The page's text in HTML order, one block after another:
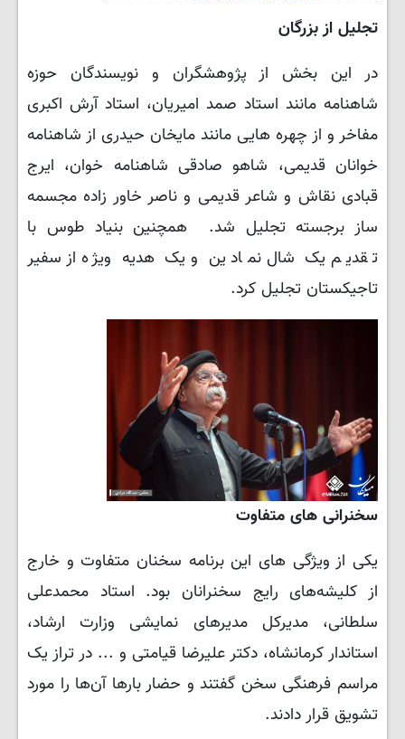
تجلیل از بزرگان
در این بخش از پژوهشگران و نویسندگان حوزه
شاهنامه مانند استاد صمد امیریان، استاد آرش اکبری
مفاخر و از چهره هایی مانند مایخان حیدری از شاهنامه
خوانان قدیمی، شاهو صادقی شاهنامه خوان، ایرج
قبادی نقاش و شاعر قدیمی و ناصر خاور زاده مجسمه
ساز برجسته تجلیل شد. همچنین بنیاد طوس با
تقدیم یک شال نمادین و یک هدیه ویژه از سفیر
تاجیکستان تجلیل کرد.
سخنرانی های متفاوت
یکی از ویژگی های این برنامه سخنان متفاوت و خارج
از کلیشه‌های رایج سخنرانان بود. استاد محمدعلی
سلطانی، مدیرکل مدیرهای نمایشی وزارت ارشاد،
استاندار کرمانشاه، دکتر علیرضا قیامتی و ... در تراز یک
مراسم فرهنگی سخن گفتند و حضار بارها آن‌ها را مورد
تشویق قرار دادند.